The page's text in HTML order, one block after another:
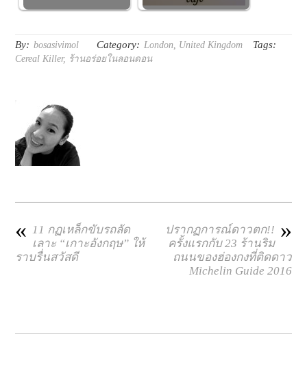
By: bosasivimol Category: London United Kingdom Tags:
Cereal Killer, ร้านอร่อยในลอนดอน
« 11 กฏเหล็กขับรถลัด
เลาะ “เกาะอังกฤษ” ให้
ราบรื่นสวัสดี
»
ปรากฏการณ์ดาวตก!!
ครั้งแรกกับ 23 ร้านริม
ถนนของฮ่องกงที่ติดดาว
Michelin Guide 2016